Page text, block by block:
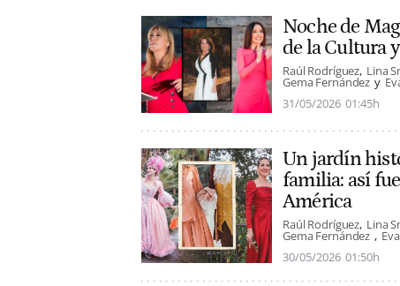
Noche de
de la Cultura
Raúl Rodríguez Lina
Gema Fernández
31/05/2026 01:45h
Un jardín
familia: así
América
Raúl Rodríguez Lina
Gema Fernández
30/05/2026 01:50h